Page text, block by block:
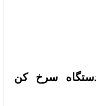
دستگاه سرخ کن